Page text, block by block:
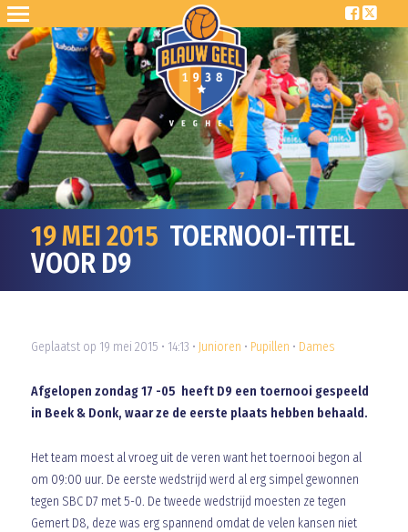
19 MEI 2015 TOERNOOI-TITEL
VOOR D9
Geplaatst op 19 mei 2015 • 14:13 • Junioren • Pupillen • Dames
Afgelopen zondag 17 -05 heeft D9 een toernooi gespeeld
in Beek & Donk, waar ze de eerste plaats hebben behaald.
Het team moest al vroeg uit de veren want het toernooi begon al
om 09:00 uur. De eerste wedstrijd werd al erg simpel gewonnen
tegen SBC D7 met 5-0. De tweede wedstrijd moesten ze tegen
Gemert D8, deze was erg spannend omdat de velen kansen niet